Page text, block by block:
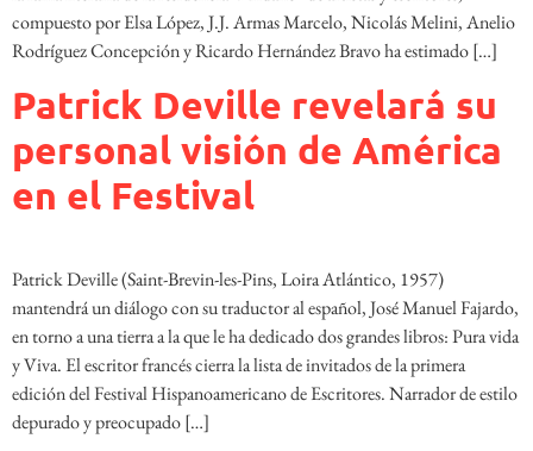
compuesto por Elsa López, J.J. Armas Marcelo, Nicolás Melini, Anelio
Rodríguez Concepción y Ricardo Hernández Bravo ha estimado […]
Patrick Deville revelará su
personal visión de América
en el Festival
Patrick Deville (Saint-Brevin-les-Pins, Loira Atlánti­co, 1957)
mantendrá un diálogo con su traductor al español, José Manuel Fajardo,
en torno a una tierra a la que le ha dedicado dos grandes libros: Pura vida
y Viva. El escritor francés cierra la lista de invitados de la primera
edición del Festival Hispanoamericano de Escritores. Narrador de estilo
depurado y preocupado […]